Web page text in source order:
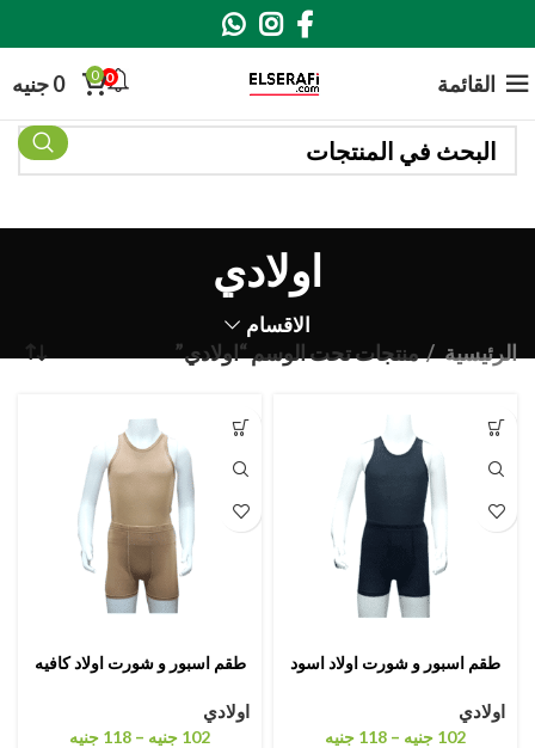
القائمة 0
0
0جنيه
اولادي
الاقسام
الرئيسية منتجات تحت الوسم “اولادي”
طقم اسبور و شورت اولاد اسود
اولادي
102 جنيه –
118 جنيه
طقم اسبور و شورت اولاد كافيه
اولادي
102 جنيه –
118 جنيه